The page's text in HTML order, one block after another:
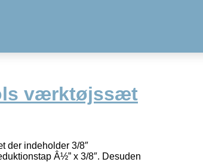
værktøjssæt
der indeholder 3/8″
Â½” x 3/8″. Desuden